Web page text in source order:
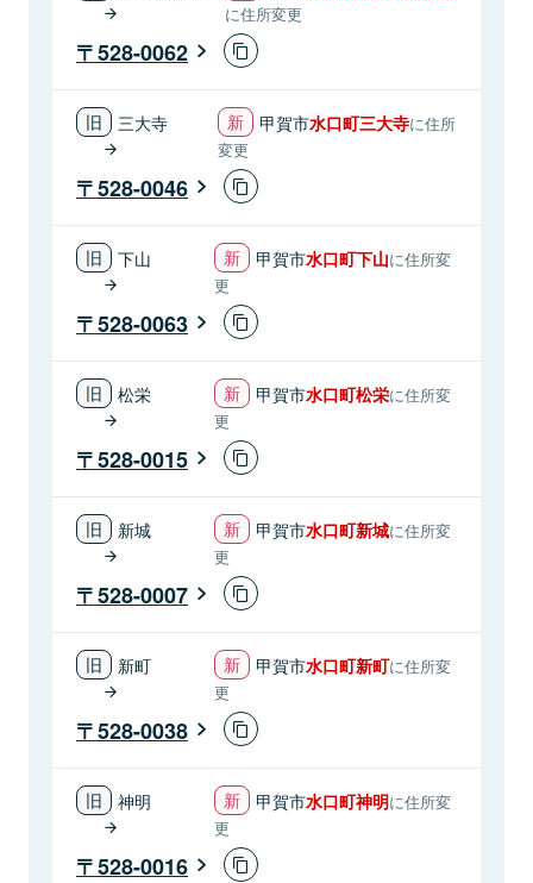
に住所変更
528-0062
三大寺 甲賀市水口町三大寺に住所
変更
528-0046
下山 甲賀市水口町下山に住所変
更
528-0063
松栄 甲賀市水口町松栄に住所変
更
528-0015
新城 甲賀市水口町新城に住所変
更
528-0007
新町 甲賀市水口町新町に住所変
更
528-0038
神明 甲賀市水口町神明に住所変
更
528-0016